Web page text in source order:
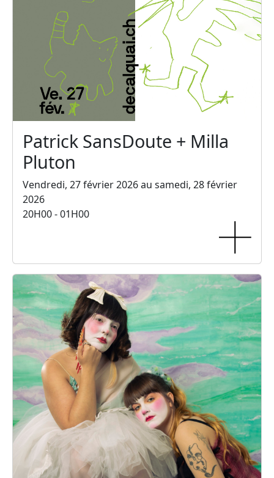
Patrick SansDoute + Milla
Pluton
Vendredi, 27 février 2026 au samedi, 28 février
2026
20H00 - 01H00